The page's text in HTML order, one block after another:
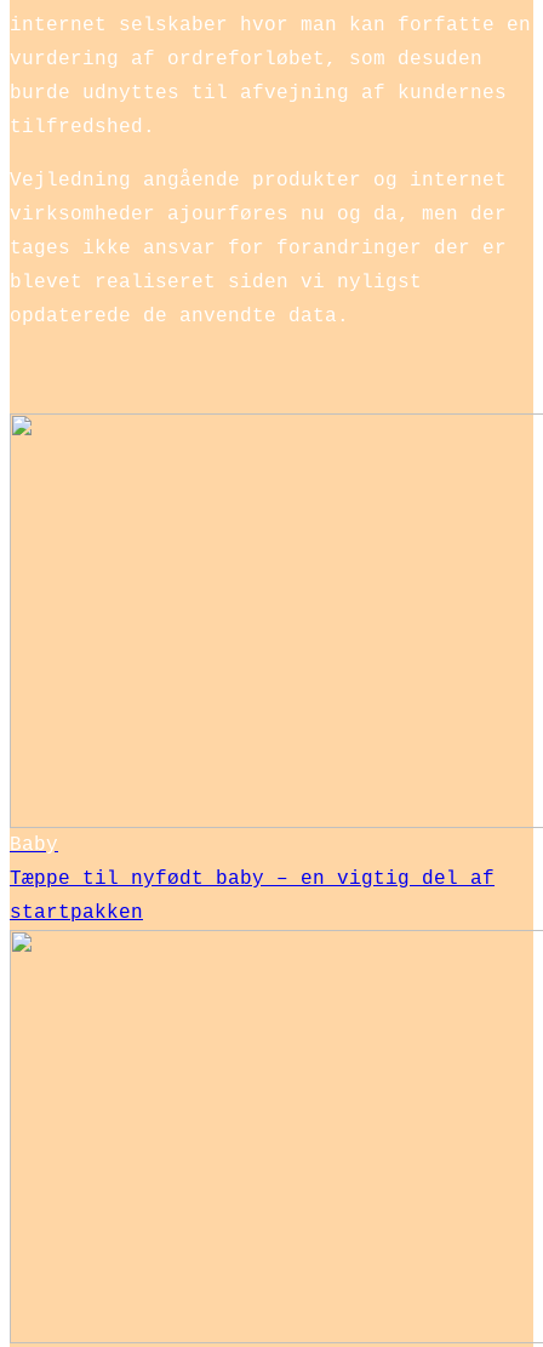
internet selskaber hvor man kan forfatte en
vurdering af ordreforløbet, som desuden
burde udnyttes til afvejning af kundernes
tilfredshed.
Vejledning angående produkter og internet
virksomheder ajourføres nu og da, men der
tages ikke ansvar for forandringer der er
blevet realiseret siden vi nyligst
opdaterede de anvendte data.
Baby
Tæppe til nyfødt baby – en vigtig del af
startpakken